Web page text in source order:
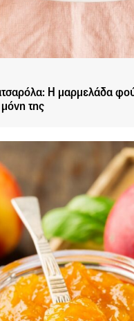
Η μαρμελάδα
μόνη της